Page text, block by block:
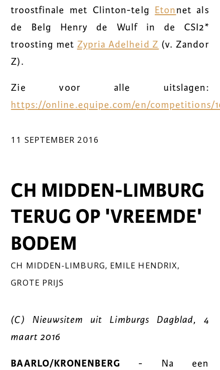
troostfinale met Clinton-telg Etonnet als
de Belg Henry de Wulf in de CSI2*
troosting met Zypria Adelheid Z (v. Zandor
Z).
Zie voor alle uitslagen:
https://online.equipe.com/en/competitions/
11 SEPTEMBER 2016
CH MIDDEN-LIMBURG
TERUG OP 'VREEMDE'
BODEM
CH MIDDEN-LIMBURG, EMILE HENDRIX,
GROTE PRIJS
(C) Nieuwsitem uit Limburgs Dagblad, 4
maart 2016
BAARLO/KRONENBERG - Na een